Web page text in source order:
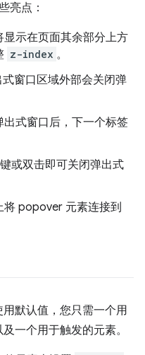
亮点：
显示在页面其余部分上方
z-index 。
式窗口区域外部会关闭弹
出式窗口后，下一个标签
键或双击即可关闭弹出式
将 popover 元素连接到
默认值，您只需一个用
及一个用于触发的元素。